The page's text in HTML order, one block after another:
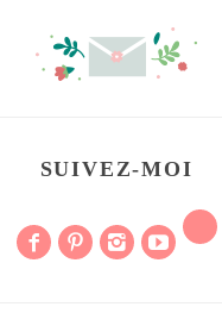
SUIVEZ-MOI